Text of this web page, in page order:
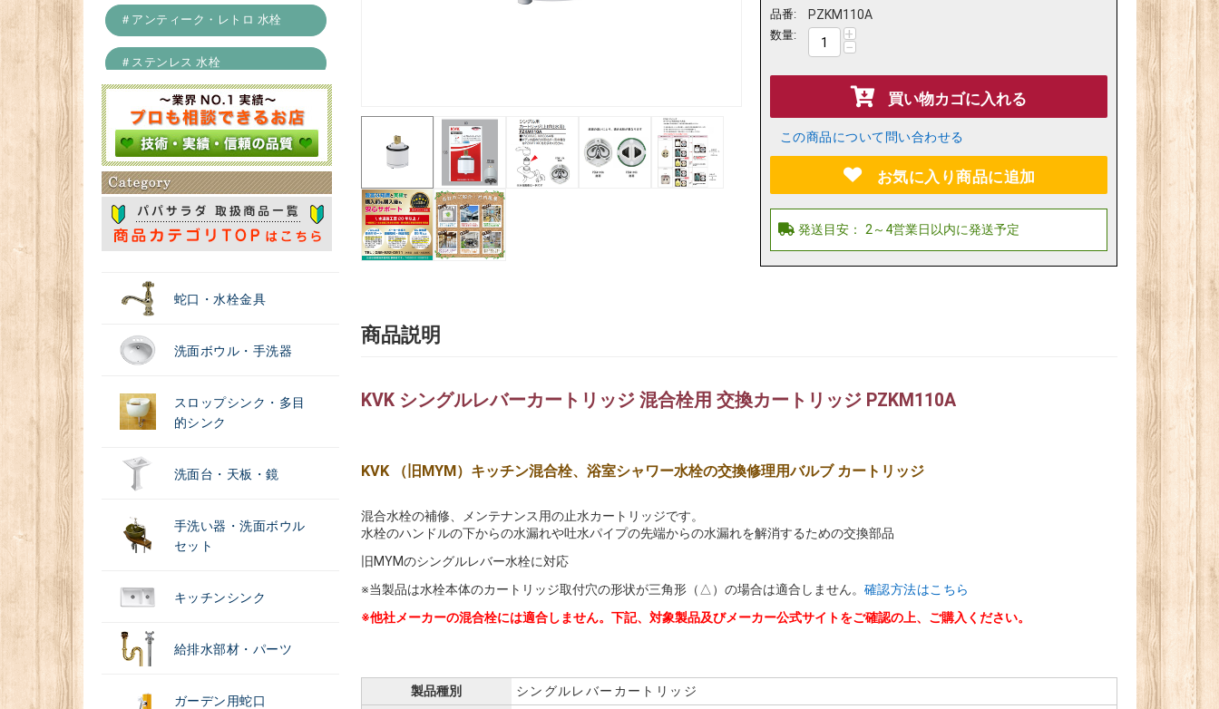
＃アンティーク・レトロ 水栓
＃ステンレス 水栓
＃浄水器
蛇口・水栓金具
洗面ボウル・手洗器
スロップシンク・多目
的シンク
洗面台・天板・鏡
手洗い器・洗面ボウル
セット
キッチンシンク
給排水部材・パーツ
ガーデン用蛇口
品番: PZKM110A
数量: +
−
買い物カゴに入れる
この商品について問い合わせる
お気に入り商品に追加
商品説明
KVK シングルレバーカートリッジ 混合栓用 交換カートリッジ PZKM110A
KVK （旧MYM）キッチン混合栓、浴室シャワー水栓の交換修理用バルブ カートリッジ
混合水栓の補修、メンテナンス用の止水カートリッジです。
水栓のハンドルの下からの水漏れや吐水パイプの先端からの水漏れを解消するための交換部品
旧MYMのシングルレバー水栓に対応
※当製品は水栓本体のカートリッジ取付穴の形状が三角形（△）の場合は適合しません。 確認方法はこちら
※他社メーカーの混合栓には適合しません。下記、対象製品及びメーカー公式サイトをご確認の上、ご購入ください。
製品種別
シングルレバーカートリッジ